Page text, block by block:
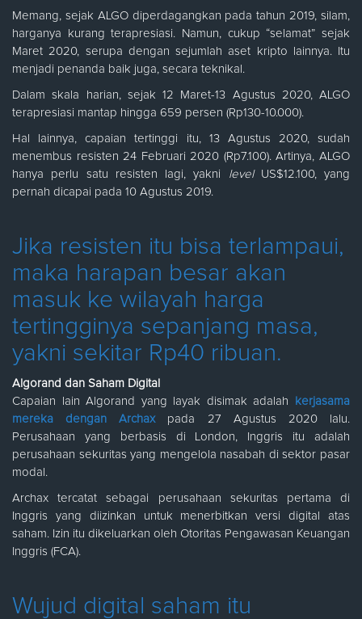
Memang, sejak ALGO diperdagangkan pada tahun 2019, silam,
harganya kurang terapresiasi. Namun, cukup “selamat” sejak
Maret 2020, serupa dengan sejumlah aset kripto lainnya. Itu
menjadi penanda baik juga, secara teknikal.
Dalam skala harian, sejak 12 Maret-13 Agustus 2020, ALGO
terapresiasi mantap hingga 659 persen (Rp130-10.000).
Hal lainnya, capaian tertinggi itu, 13 Agustus 2020, sudah
menembus resisten 24 Februari 2020 (Rp7.100). Artinya, ALGO
hanya perlu satu resisten lagi, yakni level US$12.100, yang
pernah dicapai pada 10 Agustus 2019.
Jika resisten itu bisa terlampaui,
maka harapan besar akan
masuk ke wilayah harga
tertingginya sepanjang masa,
yakni sekitar Rp40 ribuan.
Algorand dan Saham Digital
Capaian lain Algorand yang layak disimak adalah
kerjasama
mereka dengan Archaxpada 27 Agustus 2020 lalu.
Perusahaan yang berbasis di London, Inggris itu adalah
perusahaan sekuritas yang mengelola nasabah di sektor pasar
modal.
Archax tercatat sebagai perusahaan sekuritas pertama di
Inggris yang diizinkan untuk menerbitkan versi digital atas
saham. Izin itu dikeluarkan oleh Otoritas Pengawasan Keuangan
Inggris (FCA).
Wujud digital saham itu